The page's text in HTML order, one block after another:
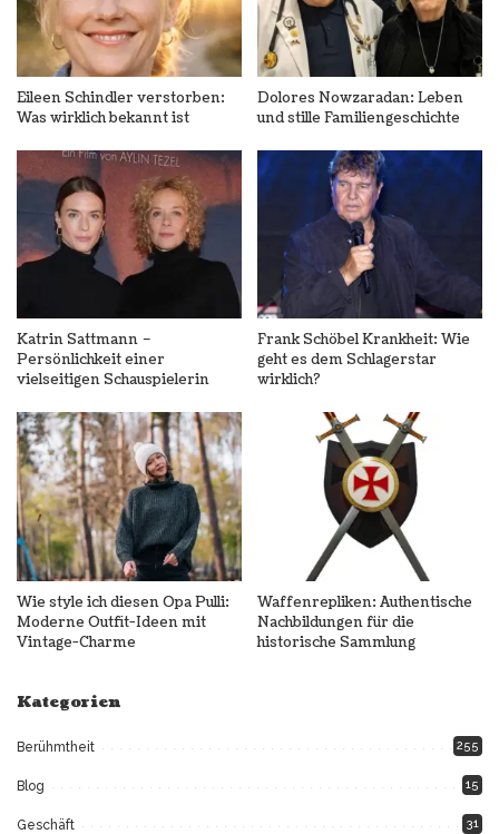
Eileen Schindler verstorben:
Was wirklich bekannt ist
Dolores Nowzaradan: Leben
und stille Familiengeschichte
Katrin Sattmann –
Persönlichkeit einer
vielseitigen Schauspielerin
Frank Schöbel Krankheit: Wie
geht es dem Schlagerstar
wirklich?
Wie style ich diesen Opa Pulli:
Moderne Outfit-Ideen mit
Vintage-Charme
Waffenrepliken: Authentische
Nachbildungen für die
historische Sammlung
Kategorien
Berühmtheit 255
Blog 15
Geschäft 31